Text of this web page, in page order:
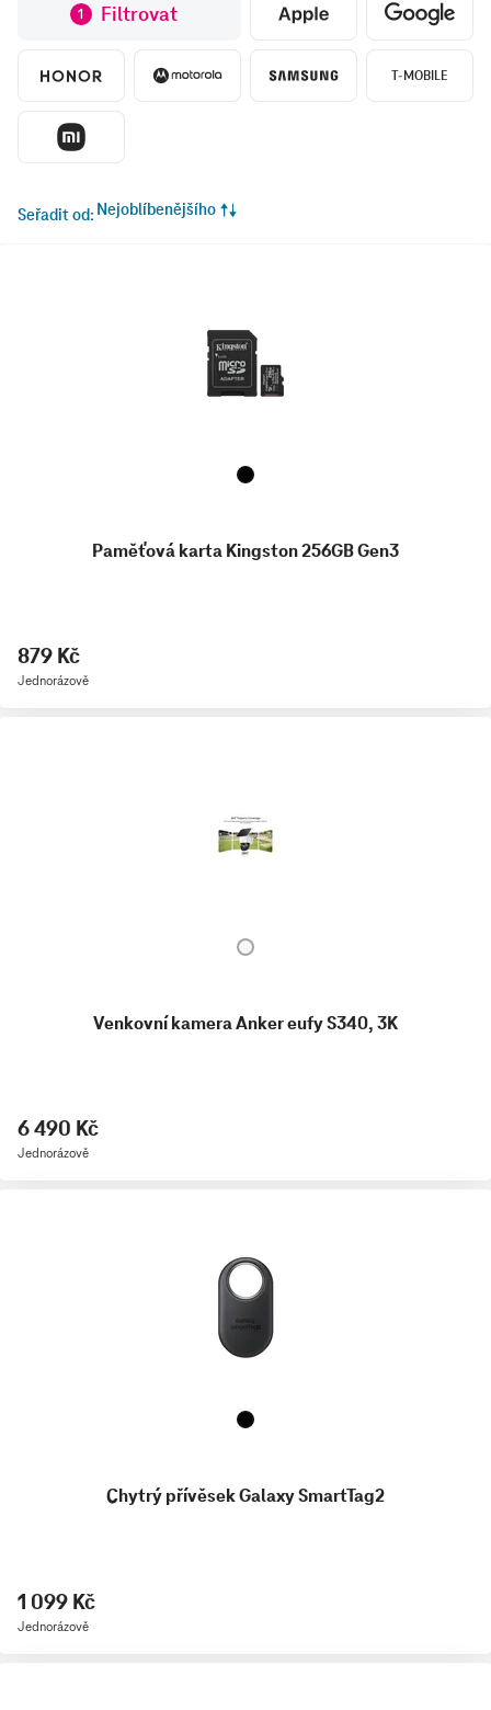
1 Filtrovat
T-MOBILE
Seřadit od Nejoblíbenějšího
Paměťová karta Kingston 256GB Gen3
879 Kč
Jednorázově
Venkovní kamera Anker eufy S340, 3K
6 490 Kč
Jednorázově
Chytrý přívěsek Galaxy SmartTag2
1 099 Kč
Jednorázově